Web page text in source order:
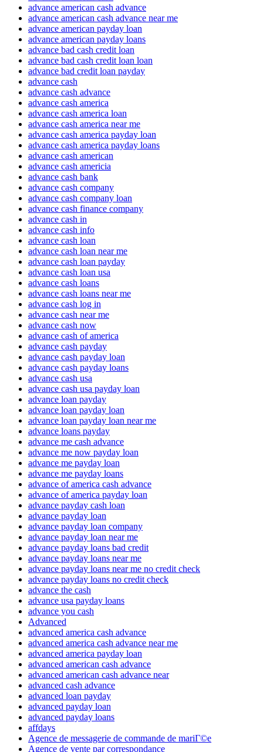
advance american cash advance
advance american cash advance near me
advance american payday loan
advance american payday loans
advance bad cash credit loan
advance bad cash credit loan loan
advance bad credit loan payday
advance cash
advance cash advance
advance cash america
advance cash america loan
advance cash america near me
advance cash america payday loan
advance cash america payday loans
advance cash american
advance cash americia
advance cash bank
advance cash company
advance cash company loan
advance cash finance company
advance cash in
advance cash info
advance cash loan
advance cash loan near me
advance cash loan payday
advance cash loan usa
advance cash loans
advance cash loans near me
advance cash log in
advance cash near me
advance cash now
advance cash of america
advance cash payday
advance cash payday loan
advance cash payday loans
advance cash usa
advance cash usa payday loan
advance loan payday
advance loan payday loan
advance loan payday loan near me
advance loans payday
advance me cash advance
advance me now payday loan
advance me payday loan
advance me payday loans
advance of america cash advance
advance of america payday loan
advance payday cash loan
advance payday loan
advance payday loan company
advance payday loan near me
advance payday loans bad credit
advance payday loans near me
advance payday loans near me no credit check
advance payday loans no credit check
advance the cash
advance usa payday loans
advance you cash
Advanced
advanced america cash advance
advanced america cash advance near me
advanced america payday loan
advanced american cash advance
advanced american cash advance near
advanced cash advance
advanced loan payday
advanced payday loan
advanced payday loans
affdays
Agence de messagerie de commande de mariГ©e
Agence de vente par correspondance